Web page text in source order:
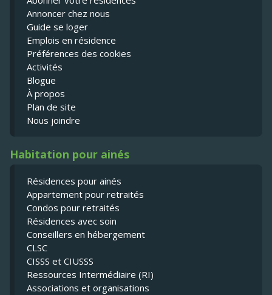
Annoncer chez nous
Guide se loger
Emplois en résidence
Préférences des cookies
Activités
Blogue
À propos
Plan de site
Nous joindre
Habitation pour ainés
Résidences pour ainés
Appartement pour retraités
Condos pour retraités
Résidences avec soin
Conseillers en hébergement
CLSC
CISSS et CIUSSS
Ressources Intermédiaire (RI)
Associations et organisations